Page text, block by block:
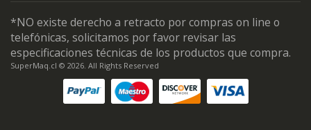
*NO existe derecho a retracto por compras on line o
telefónicas, solicitamos por favor revisar las
especificaciones técnicas de los productos que compra.
SuperMaq.cl © 2026. All Rights Reserved